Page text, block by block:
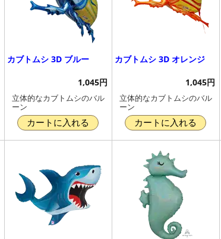
カブトムシ 3D ブルー
1,045円
立体的なカブトムシのバル
ーン
カートに入れる
カブトムシ 3D オレンジ
1,045円
立体的なカブトムシのバル
ーン
カートに入れる